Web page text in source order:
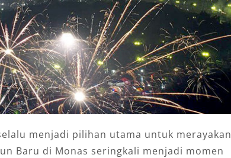
menjadi pilihan utama untuk merayakan
Baru di Monas seringkali menjadi momen